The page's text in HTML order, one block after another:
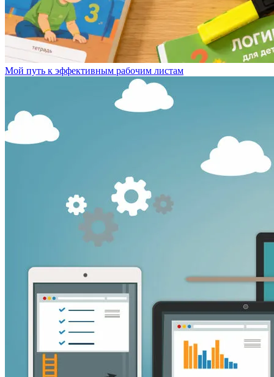
Мой путь к эффективным рабочим листам